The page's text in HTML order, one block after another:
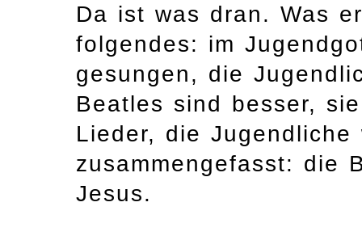
Da ist was dran. Was
folgendes: im
gesungen, die
Beatles sind besser,
Lieder, die
zusammengefasst: die
Jesus.